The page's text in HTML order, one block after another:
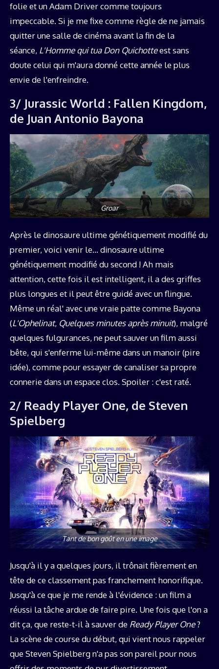
folie et un Adam Driver comme toujours
impeccable. Si je me fixe comme règle de ne jamais
quitter une salle de cinéma avant la fin de la
séance, L'Homme qui tua Don Quichotteest sans
doute celui qui m'aura donné cette année le plus
envie de l'enfreindre.
3/ Jurassic World : Fallen Kingdom,
de Juan Antonio Bayona
Groar
Après le dinosaure ultime génétiquement modifié du
premier, voici venir le… dinosaure ultime
génétiquement modifié du second ! Ah mais
attention, cette fois il est intelligent, il a des griffes
plus longues et il peut être guidé avec un flingue.
Même un réal' avec une vraie patte comme Bayona
(L'Ophelinat, Quelques minutes après minuit), malgré
quelques fulgurances, ne peut sauver un film aussi
bête, qui s'enferme lui-même dans un manoir (pire
idée), comme pour essayer de canaliser sa propre
connerie dans un espace clos. Spoiler : c'est raté.
2/ Ready Player One, de Steven
Spielberg
Tant de bon goût en une image
Jusqu'à il y a quelques jours, il trônait fièrement en
tête de ce classement pas franchement honorifique.
Jusqu'à ce que je me rende à l'évidence : un film a
réussi la tâche ardue de faire pire. Une fois que l'on a
dit ça, que reste-t-il à sauver de Ready Player One?
La scène de course du début, qui vient nous rappeler
que Steven Spielberg n'a pas son pareil pour nous